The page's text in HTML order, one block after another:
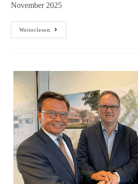
November 2025
Weiterlesen